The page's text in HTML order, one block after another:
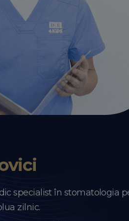
specialist în stomatologia
zilnic.